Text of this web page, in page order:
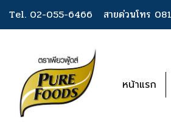
Tel. 02-055-6466 สายด่วนโทร
หน้าแรก